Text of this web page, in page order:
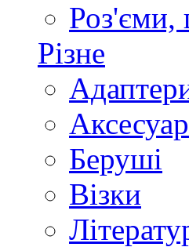
Роз'єми,
Різне
Беруші
Візки